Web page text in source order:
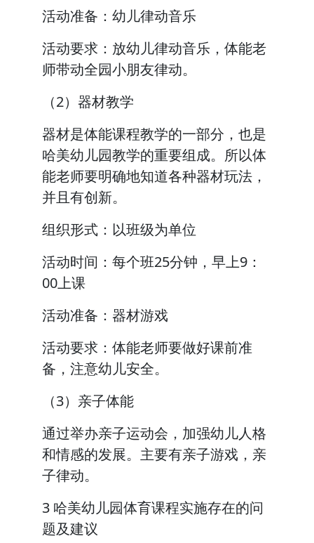
活动准备：幼儿律动音乐
活动要求：放幼儿律动音乐，体能老
师带动全园小朋友律动。
（2）器材教学
器材是体能课程教学的一部分，也是
哈美幼儿园教学的重要组成。所以体
能老师要明确地知道各种器材玩法，
并且有创新。
组织形式：以班级为单位
活动时间：每个班25分钟，早上9：
00上课
活动准备：器材游戏
活动要求：体能老师要做好课前准
备，注意幼儿安全。
（3）亲子体能
通过举办亲子运动会，加强幼儿人格
和情感的发展。主要有亲子游戏，亲
子律动。
3 哈美幼儿园体育课程实施存在的问
题及建议